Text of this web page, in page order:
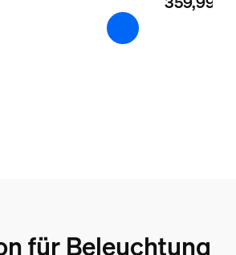
Unterschied zwischen
für Beleuchtung